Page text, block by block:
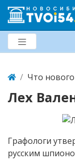
Что
Лех
Графологи
русским